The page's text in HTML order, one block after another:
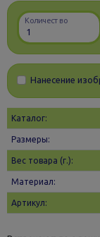
Количество
Нанесение
Каталог:
Размеры:
Вес товара (г.):
Материал:
Артикул: